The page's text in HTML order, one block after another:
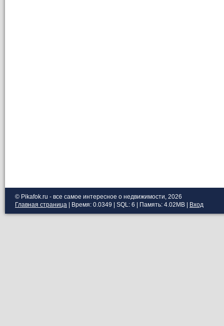
© Pikafok.ru - все самое интересное о недвижимости, 2026
Главная страница | Время: 0.0349 | SQL: 6 | Память: 4.02MB Вход